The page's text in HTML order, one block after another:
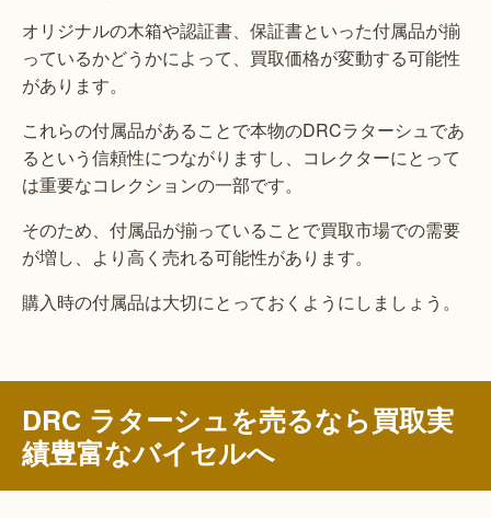
オリジナルの木箱や認証書、保証書といった付属品が揃
っているかどうかによって、買取価格が変動する可能性
があります。
これらの付属品があることで本物のDRCラターシュであ
るという信頼性につながりますし、コレクターにとって
は重要なコレクションの一部です。
そのため、付属品が揃っていることで買取市場での需要
が増し、より高く売れる可能性があります。
購入時の付属品は大切にとっておくようにしましょう。
DRC ラターシュを売るなら買取実
績豊富なバイセルへ